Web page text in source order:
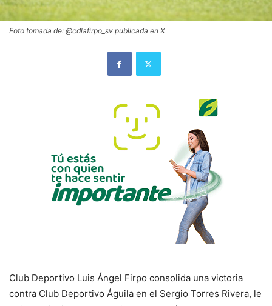
Foto tomada de: @cdlafirpo_sv publicada en X
Club Deportivo Luis Ángel Firpo consolida una victoria
contra Club Deportivo Águila en el Sergio Torres Rivera, le